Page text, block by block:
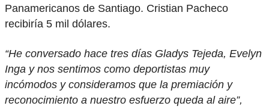
Panamericanos de Santiago. Cristian Pacheco
recibiría 5 mil dólares.
“He conversado hace tres días Gladys Tejeda, Evelyn
Inga y nos sentimos como deportistas muy
incómodos y consideramos que la premiación y
reconocimiento a nuestro esfuerzo queda al aire”,